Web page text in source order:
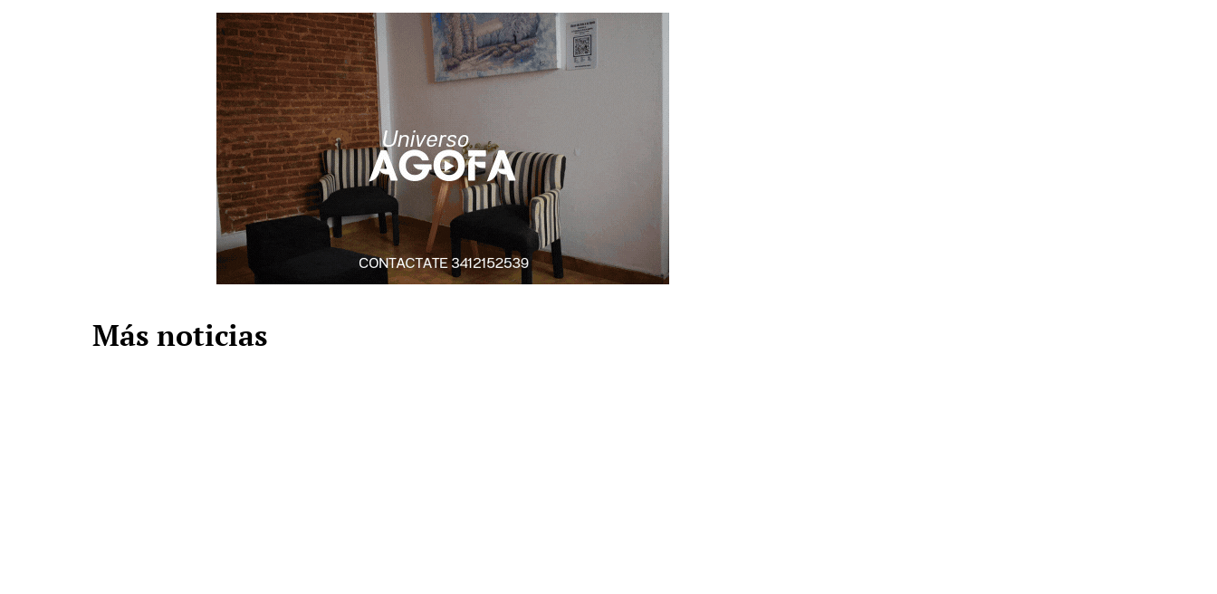
Más noticias